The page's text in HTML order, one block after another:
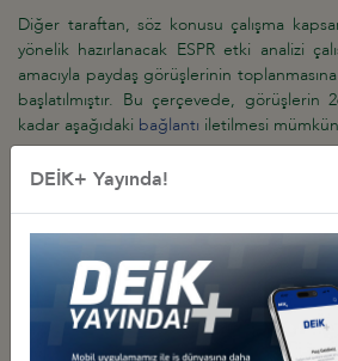
Diğer taraftan, söz konusu çalışma
yönelik hazırlanacak ESPR etki analizi
amacıyla paydaş görüşlerinin
başlatılmıştır. Bu çerçevede, görüşlerin
kadar aşağıdaki bağlantı iletilmesi
Study on DPP content for textile
DEİK+ Yayında!